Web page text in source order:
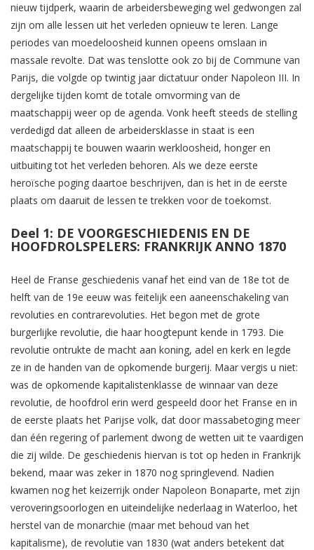
nieuw tijdperk, waarin de arbeidersbeweging wel gedwongen zal
zijn om alle lessen uit het verleden opnieuw te leren. Lange
periodes van moedeloosheid kunnen opeens omslaan in
massale revolte. Dat was tenslotte ook zo bij de Commune van
Parijs, die volgde op twintig jaar dictatuur onder Napoleon III. In
dergelijke tijden komt de totale omvorming van de
maatschappij weer op de agenda. Vonk heeft steeds de stelling
verdedigd dat alleen de arbeidersklasse in staat is een
maatschappij te bouwen waarin werkloosheid, honger en
uitbuiting tot het verleden behoren. Als we deze eerste
heroïsche poging daartoe beschrijven, dan is het in de eerste
plaats om daaruit de lessen te trekken voor de toekomst.
Deel 1: DE VOORGESCHIEDENIS EN DE
HOOFDROLSPELERS: FRANKRIJK ANNO 1870
Heel de Franse geschiedenis vanaf het eind van de 18e tot de
helft van de 19e eeuw was feitelijk een aaneenschakeling van
revoluties en contrarevoluties. Het begon met de grote
burgerlijke revolutie, die haar hoogtepunt kende in 1793. Die
revolutie ontrukte de macht aan koning, adel en kerk en legde
ze in de handen van de opkomende burgerij. Maar vergis u niet:
was de opkomende kapitalistenklasse de winnaar van deze
revolutie, de hoofdrol erin werd gespeeld door het Franse en in
de eerste plaats het Parijse volk, dat door massabetoging meer
dan één regering of parlement dwong de wetten uit te vaardigen
die zij wilde. De geschiedenis hiervan is tot op heden in Frankrijk
bekend, maar was zeker in 1870 nog springlevend. Nadien
kwamen nog het keizerrijk onder Napoleon Bonaparte, met zijn
veroveringsoorlogen en uiteindelijke nederlaag in Waterloo, het
herstel van de monarchie (maar met behoud van het
kapitalisme), de revolutie van 1830 (wat anders betekent dat